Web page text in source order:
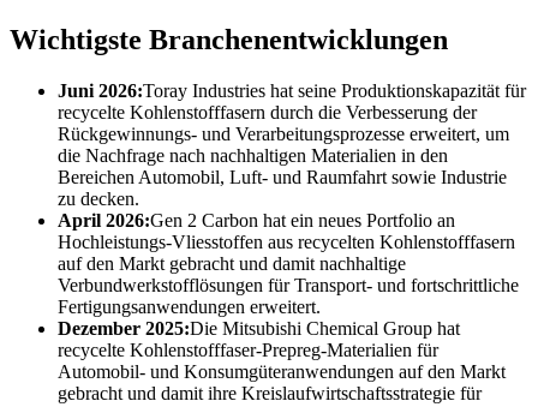
Wichtigste Branchenentwicklungen
Juni 2026:Toray Industries hat seine Produktionskapazität für
recycelte Kohlenstofffasern durch die Verbesserung der
Rückgewinnungs- und Verarbeitungsprozesse erweitert, um
die Nachfrage nach nachhaltigen Materialien in den
Bereichen Automobil, Luft- und Raumfahrt sowie Industrie
zu decken.
April 2026:Gen 2 Carbon hat ein neues Portfolio an
Hochleistungs-Vliesstoffen aus recycelten Kohlenstofffasern
auf den Markt gebracht und damit nachhaltige
Verbundwerkstofflösungen für Transport- und fortschrittliche
Fertigungsanwendungen erweitert.
Dezember 2025:Die Mitsubishi Chemical Group hat
recycelte Kohlenstofffaser-Prepreg-Materialien für
Automobil- und Konsumgüteranwendungen auf den Markt
gebracht und damit ihre Kreislaufwirtschaftsstrategie für